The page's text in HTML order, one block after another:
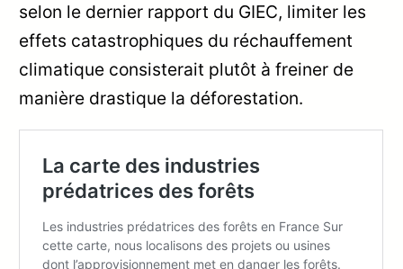
selon le dernier rapport du GIEC, limiter les
effets catastrophiques du réchauffement
climatique consisterait plutôt à freiner de
manière drastique la déforestation.